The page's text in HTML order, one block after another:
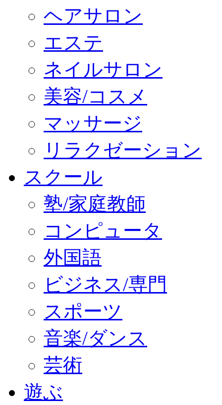
ヘアサロン
エステ
ネイルサロン
美容/コスメ
マッサージ
リラクゼーション
スクール
塾/家庭教師
コンピュータ
外国語
ビジネス/専門
スポーツ
音楽/ダンス
芸術
遊ぶ